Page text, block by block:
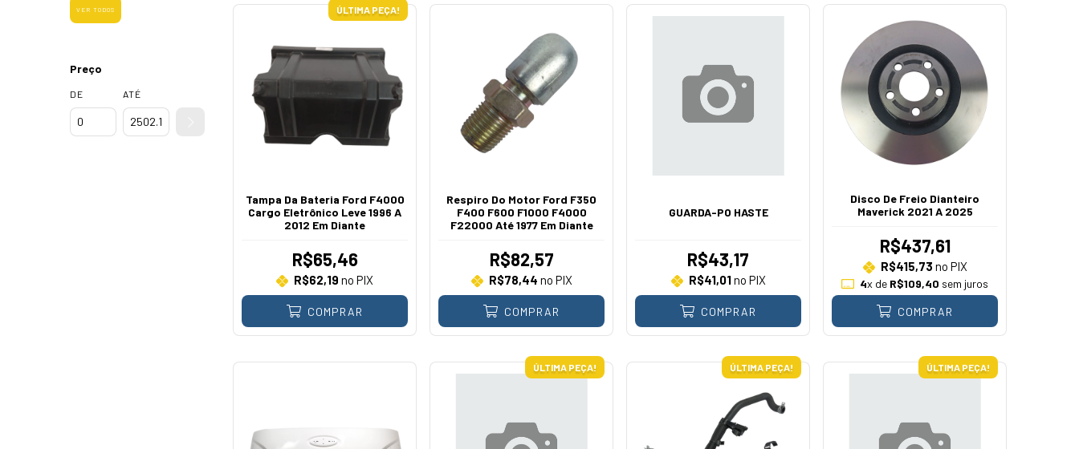
VER TODOS
Preço
DE ATÉ
ÚLTIMA PEÇA!
Tampa Da Bateria Ford F4000
Cargo Eletrônico Leve 1996 A
2012 Em Diante
R$65,46
R$62,19 no PIX
COMPRAR
Respiro Do Motor Ford F350
F400 F600 F1000 F4000
F22000 Até 1977 Em Diante
R$82,57
R$78,44 no PIX
COMPRAR
GUARDA-PO HASTE
R$43,17
R$41,01no PIX
COMPRAR
Disco De Freio Dianteiro
Maverick 2021 A 2025
R$437,61
R$415,73 no PIX
4x de R$109,40 sem juros
COMPRAR
ÚLTIMA PEÇA! ÚLTIMA PEÇA! ÚLTIMA PEÇA!